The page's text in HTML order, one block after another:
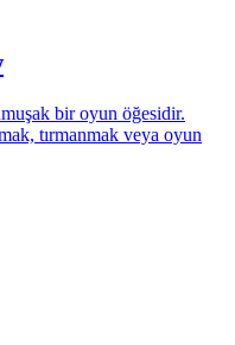
bir oyun öğesidir.
tırmanmak veya oyun